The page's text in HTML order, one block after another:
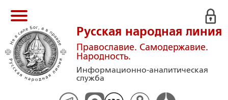
Русская народная линия
Православие. Самодержавие.
Народность.
Информационно-аналитическая
служба